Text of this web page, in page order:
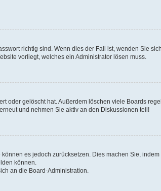
richtig sind. Wenn dies der Fall ist, wenden Sie
vorliegt, welches ein Administrator lösen muss.
oder gelöscht hat. Außerdem löschen viele Boards
und nehmen Sie aktiv an den Diskussionen teil!
es jedoch zurücksetzen. Dies machen Sie,
können.
an die Board-Administration.